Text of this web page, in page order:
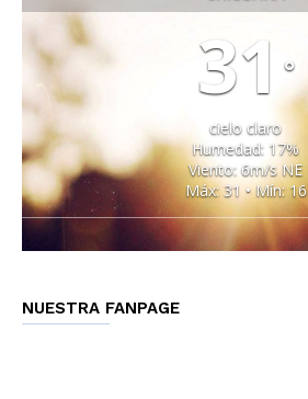
31 °
cielo claro
Humedad: 17%
Viento: 6m/s NE
Máx: 31 • Mín: 16
NUESTRA FANPAGE